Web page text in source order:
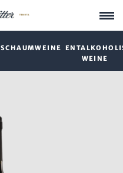
SCHAUMWEINE
WEINE